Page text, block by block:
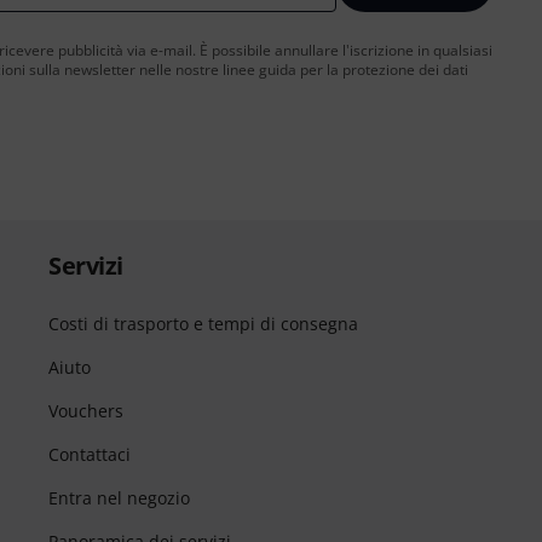
pubblicità via e-mail. È possibile annullare l'iscrizione in qualsiasi
sulla newsletter nelle nostre linee guida per la protezione dei dati
Servizi
Costi di trasporto e tempi di consegna
Aiuto
Vouchers
Contattaci
Entra nel negozio